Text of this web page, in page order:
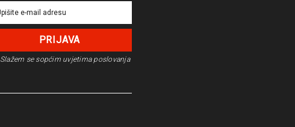
Slažem se sopćim uvjetima poslovanja